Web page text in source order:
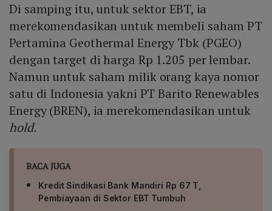
Di samping itu, untuk sektor EBT, ia
merekomendasikan untuk membeli saham PT
Pertamina Geothermal Energy Tbk (PGEO)
dengan target di harga Rp 1.205 per lembar.
Namun untuk saham milik orang kaya nomor
satu di Indonesia yakni PT Barito Renewables
Energy (BREN), ia merekomendasikan untuk
hold.
BACA JUGA
Kredit Sindikasi Bank Mandiri Rp 67 T,
Pembiayaan di Sektor EBT Tumbuh